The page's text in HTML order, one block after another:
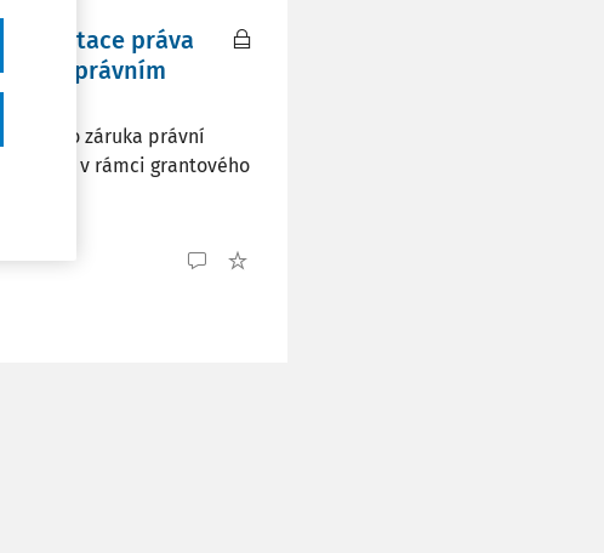
práva
právním
jako záruka právní
vznikla v rámci grantového